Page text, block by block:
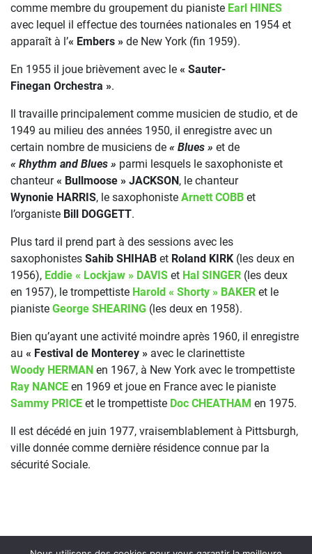
comme membre du groupement du pianiste Earl HINES
avec lequel il effectue des tournées nationales en 1954 et
apparaît à l’« Embers » de New York (fin 1959).
En 1955 il joue brièvement avec le « Sauter-
Finegan Orchestra ».
Il travaille principalement comme musicien de studio, et de
1949 au milieu des années 1950, il enregistre avec un
certain nombre de musiciens de « Blues » et de
« Rhythm and Blues » parmi lesquels le saxophoniste et
chanteur« Bullmoose » JACKSON, le chanteur
Wynonie HARRIS, le saxophoniste Arnett COBB et
l’organiste Bill DOGGETT.
Plus tard il prend part à des sessions avec les
saxophonistes Sahib SHIHAB et Roland KIRK (les deux en
1956), Eddie « Lockjaw » DAVIS et Hal SINGER (les deux
en 1957), le trompettiste Harold « Shorty » BAKER et le
pianiste George SHEARING (les deux en 1958).
Bien qu’ayant une activité moindre après 1960, il enregistre
au « Festival de Monterey » avec le clarinettiste
Woody HERMAN en 1967, à New York avec le trompettiste
Ray NANCE en 1969 et joue en France avec le pianiste
Sammy PRICE et le trompettiste Doc CHEATHAM en 1975.
Il est décédé en juin 1977, vraisemblablement à Pittsburgh,
ville donnée comme dernière résidence connue par la
sécurité Sociale.